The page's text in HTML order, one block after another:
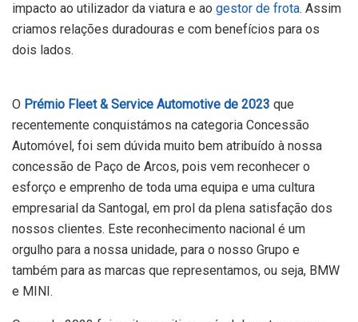
impacto ao utilizador da viatura e ao gestor de frota. Assim
criamos relações duradouras e com benefícios para os
dois lados.
O Prémio Fleet & Service Automotive de 2023 que
recentemente conquistámos na categoria Concessão
Automóvel, foi sem dúvida muito bem atribuído à nossa
concessão de Paço de Arcos, pois vem reconhecer o
esforço e emprenho de toda uma equipa e uma cultura
empresarial da Santogal, em prol da plena satisfação dos
nossos clientes. Este reconhecimento nacional é um
orgulho para a nossa unidade, para o nosso Grupo e
também para as marcas que representamos, ou seja, BMW
e MINI.